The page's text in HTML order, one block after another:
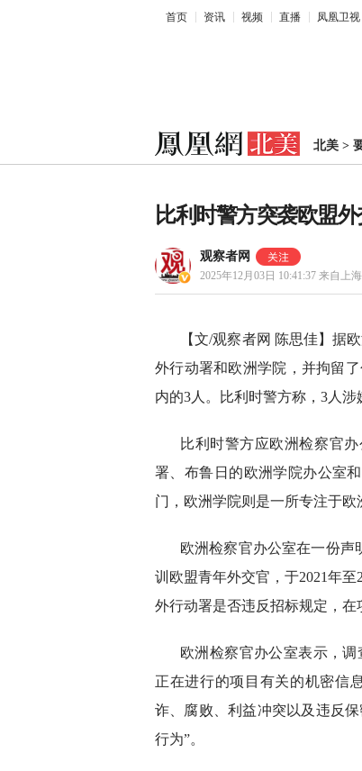
首页 资讯 视频 直播 凤凰卫视
北美 >
比利时警方突袭欧盟
观察者网
2025年12月03日 10:41:37 来自上
【文/观察者网 陈思佳】据
外行动署和欧洲学院，并拘留
内的3人。比利时警方称，3人
比利时警方应欧洲检察官
署、布鲁日的欧洲学院办公室
门，欧洲学院则是一所专注于欧
欧洲检察官办公室在一份声
训欧盟青年外交官，于2021年
外行动署是否违反招标规定，在
欧洲检察官办公室表示，
正在进行的项目有关的机密信
诈、腐败、利益冲突以及违反
行为”。